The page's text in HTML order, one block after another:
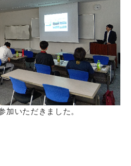
加いただきました。